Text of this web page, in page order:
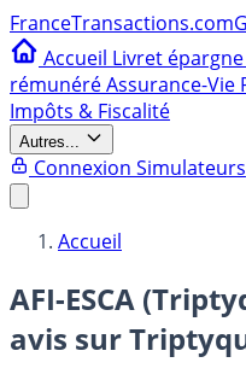
FranceTransactions.com
Accueil Livret épargne
rémunéréAssurance-Vie
Impôts & Fiscalité
Autres...
Connexion Simulateurs
Accueil
AFI-ESCA
avis sur